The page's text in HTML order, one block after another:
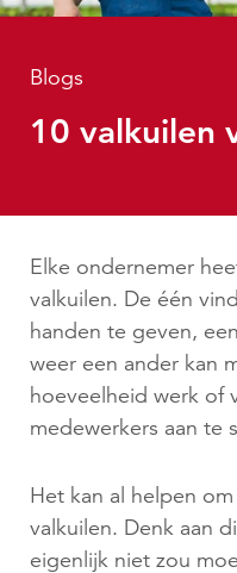
Blogs
10 valkuilen
Elke ondernemer
valkuilen. De één
handen te geven,
weer een ander kan
hoeveelheid werk of
medewerkers aan te
Het kan al helpen
valkuilen. Denk aan
eigenlijk niet zou